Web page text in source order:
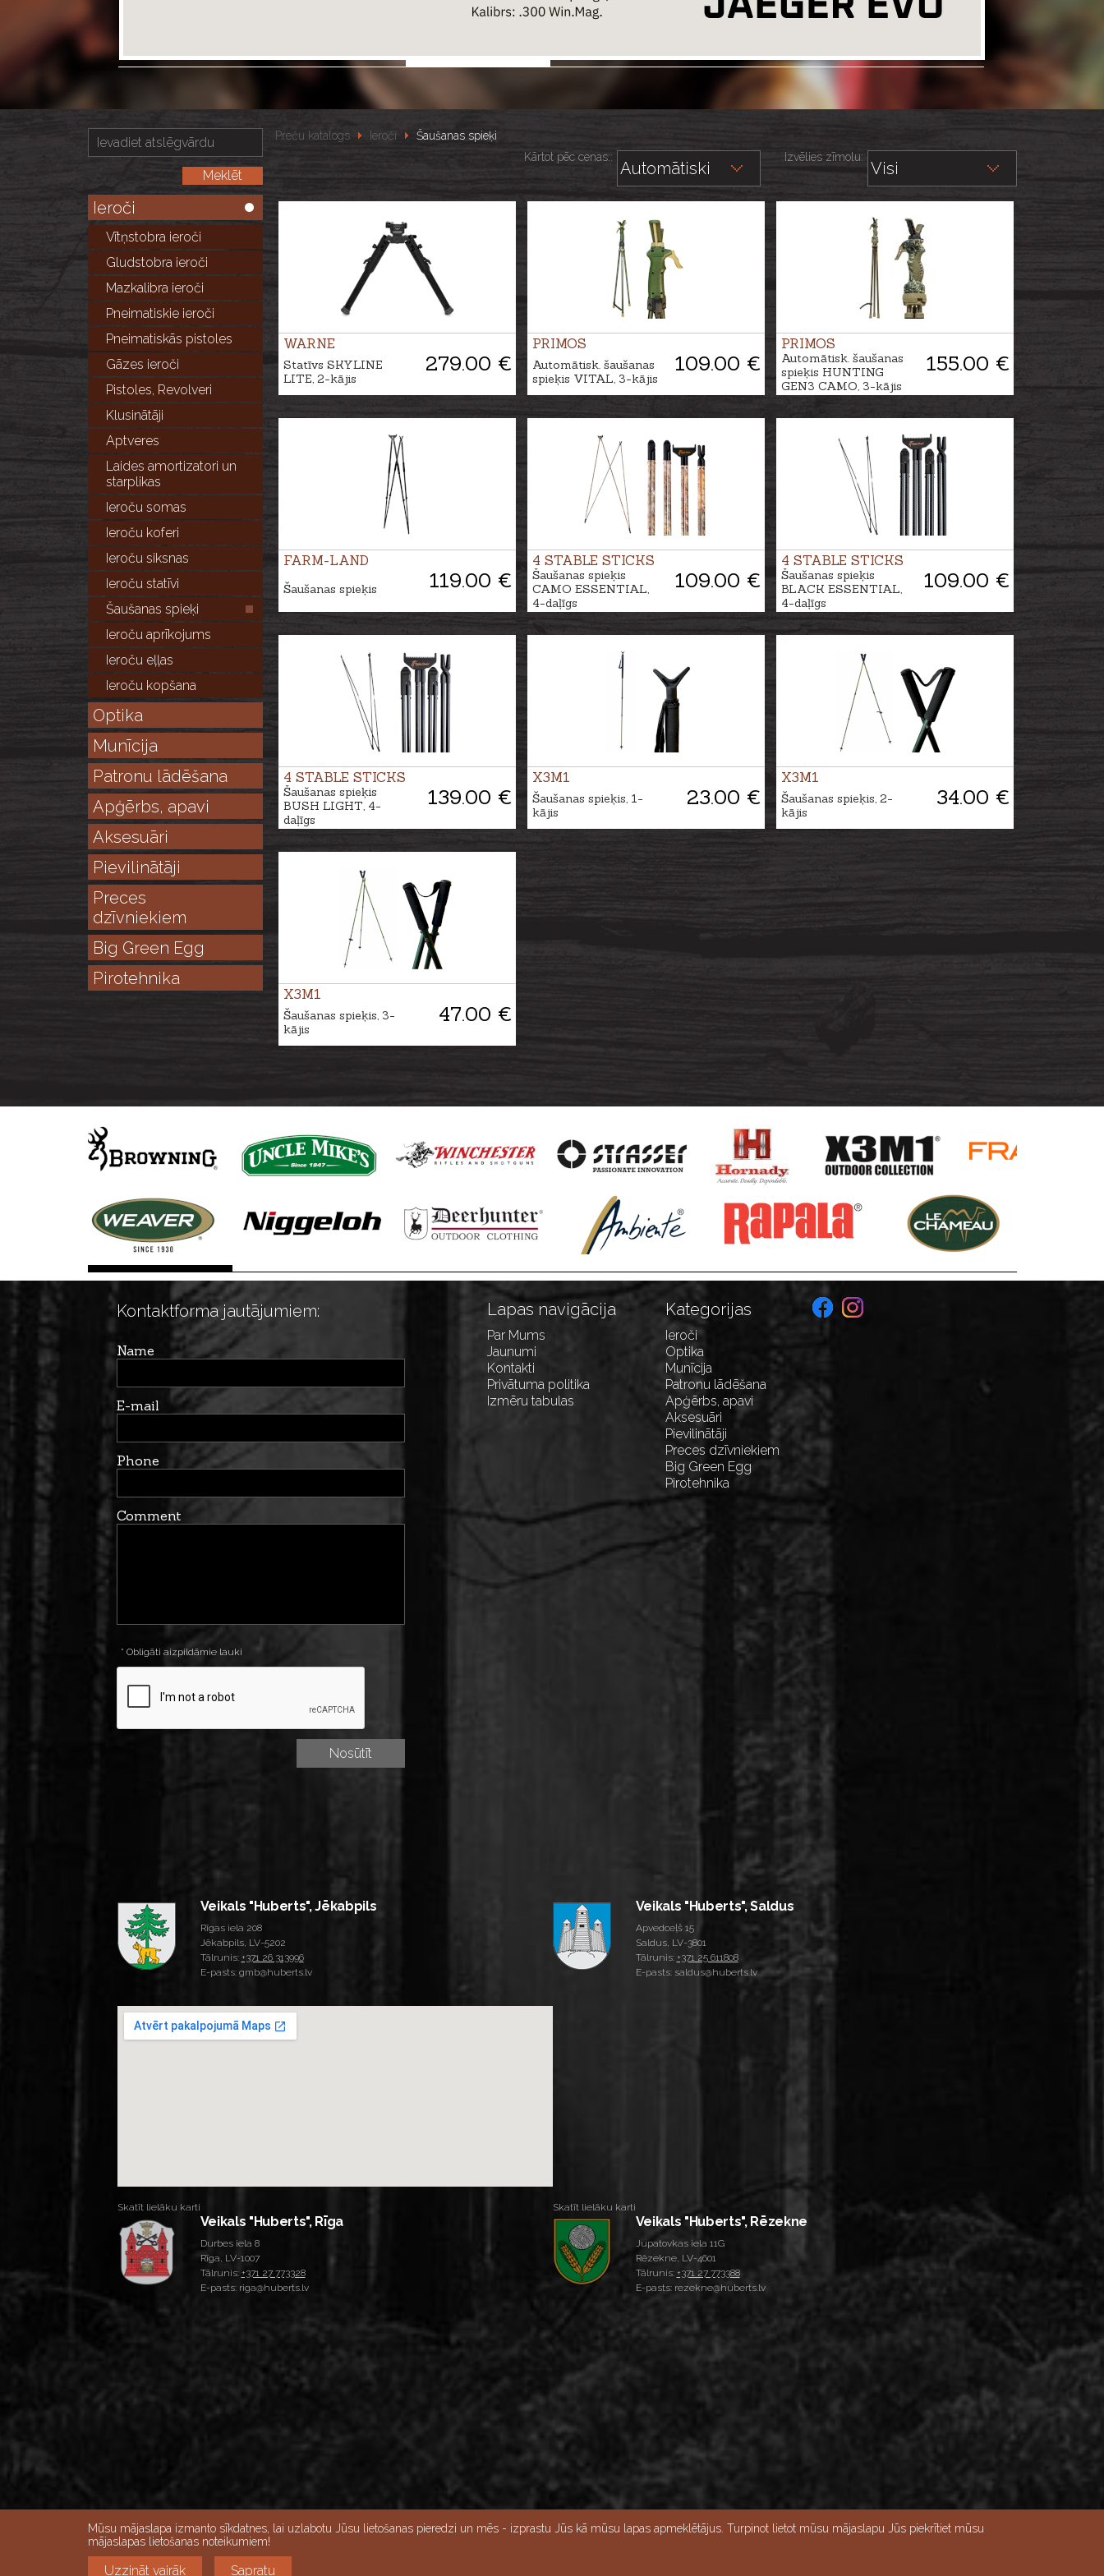
Ieroči
Vītņstobra ieroči
Gludstobra ieroči
Mazkalibra ieroči
Pneimatiskie ieroči
Pneimatiskās pistoles
Gāzes ieroči
Pistoles, Revolveri
Klusinātāji
Aptveres
Laides amortizatori un
starplikas
Ieroču somas
Ieroču koferi
Ieroču siksnas
Ieroču statīvi
Šaušanas spieķi
Ieroču aprīkojums
Ieroču eļļas
Ieroču kopšana
Optika
Munīcija
Patronu lādēšana
Apģērbs, apavi
Aksesuāri
Pievilinātāji
Preces
dzīvniekiem
Big Green Egg
Pirotehnika
Preču katalogs Ieroči
Šaušanas spieķi
Kārtot pēc cenas::
Izvēlies zīmolu:
WARNE
279.00 €
Statīvs SKYLINE
LITE, 2-kājis
PRIMOS
109.00 €
Automātisk. šaušanas
spieķis VITAL, 3-kājis
PRIMOS
155.00 €
Automātisk. šaušanas
spieķis HUNTING
GEN3 CAMO, 3-kājis
FARM-LAND
119.00 €
Šaušanas spieķis
4 STABLE STICKS
109.00 €
Šaušanas spieķis
CAMO ESSENTIAL,
4-daļīgs
4 STABLE STICKS
109.00 €
Šaušanas spieķis
BLACK ESSENTIAL,
4-daļīgs
4 STABLE STICKS
139.00 €
Šaušanas spieķis
BUSH LIGHT, 4-
daļīgs
X3M1
23.00 €
Šaušanas spieķis, 1-
kājis
X3M1
34.00 €
Šaušanas spieķis, 2-
kājis
X3M1
47.00 €
Šaušanas spieķis, 3-
kājis
Kontaktforma jautājumiem:
Name
E-mail
Phone
Comment
* Obligāti aizpildāmie lauki
Lapas navigācija
Par Mums
Jaunumi
Kontakti
Privātuma politika
Izmēru tabulas
Kategorijas
Ieroči
Optika
Munīcija
Patronu lādēšana
Apģērbs, apavi
Aksesuāri
Pievilinātāji
Preces dzīvniekiem
Big Green Egg
Pirotehnika
Veikals "Huberts", Jēkabpils
Rīgas iela 208
Jēkabpils, LV-5202
Tālrunis: +371 26 313996
E-pasts: gmb@huberts.lv
Skatīt lielāku karti
Veikals "Huberts", Saldus
Apvedceļš 15
Saldus, LV-3801
Tālrunis: +371 25 611808
E-pasts: saldus@huberts.lv
Skatīt lielāku karti
Veikals "Huberts", Rīga
Durbes iela 8
Rīga, LV-1007
Tālrunis: +371 27 773328
E-pasts: riga@huberts.lv
Skatīt lielāku karti
Veikals "Huberts", Rēzekne
Jupatovkas iela 11G
Rēzekne, LV-4601
Tālrunis: +371 27 773388
E-pasts: rezekne@huberts.lv
Skatīt lielāku karti
Darba dienās 10:00-18:00, Sestdienās 9:00-15:00, Svētdien - slēgts
Mūsu mājaslapa izmanto sīkdatnes, lai uzlabotu Jūsu lietošanas pieredzi un mēs - izprastu Jūs kā mūsu lapas apmeklētājus. Turpinot lietot mūsu mājaslapu Jūs piekrītiet mūsu
mājaslapas lietošanas noteikumiem!
Uzzināt vairāk Sapratu